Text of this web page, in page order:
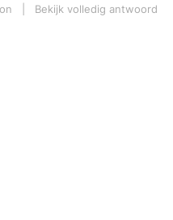
Bekijk volledig antwoord